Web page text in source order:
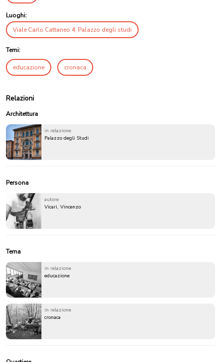
Luoghi:
Viale Carlo Cattaneo 4, Palazzo degli studi
Temi:
educazione cronaca
Relazioni
Architettura
in relazione
Palazzo degli Studi
Persona
autore
Vicari, Vincenzo
Tema
in relazione
educazione
in relazione
cronaca